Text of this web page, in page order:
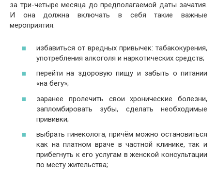
за три-четыре месяца до предполагаемой даты зачатия.
И она должна включать в себя такие важные
мероприятия:
избавиться от вредных привычек: табакокурения,
употребления алкоголя и наркотических средств;
перейти на здоровую пищу и забыть о питании
«на бегу»;
заранее пролечить свои хронические болезни,
запломбировать зубы, сделать необходимые
прививки;
выбрать гинеколога, причём можно остановиться
как на платном враче в частной клинике, так и
прибегнуть к его услугам в женской консультации
по месту жительства;